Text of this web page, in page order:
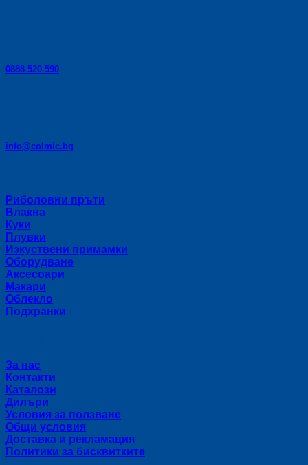
0888 520 590
info@colmic.bg
Риболовни пръти
Влакна
Куки
Плувки
Изкуствени примамки
Оборудване
Аксесоари
Макари
Облекло
Подхранки
За нас
Контакти
Каталози
Дилъри
Условия за ползване
Общи условия
Доставка и рекламация
Политики за бисквитките